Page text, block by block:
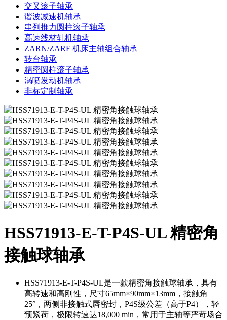
交叉滚子轴承
谐波减速机轴承
串列推力圆柱滚子轴承
高速线材轧机轴承
ZARN/ZARF 机床主轴组合轴承
转台轴承
精密圆柱滚子轴承
涡喷发动机轴承
非标定制轴承
HSS71913-E-T-P4S-UL 精密角
接触球轴承
HSS71913-E-T-P4S-UL是一款精密角接触球轴承，具有
高转速和高刚性，尺寸65mm×90mm×13mm，接触角
25°，两侧非接触式唇密封，P4S级公差（高于P4），轻
预紧荷，极限转速达18,000 min，常用于主轴等严苛场合